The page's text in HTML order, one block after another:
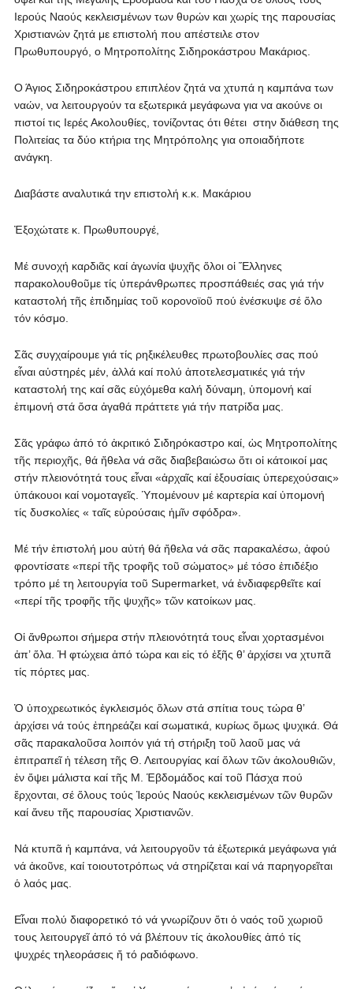
Ιερούς Ναούς κεκλεισμένων των θυρών και χωρίς της παρουσίας
Χριστιανών ζητά με επιστολή που απέστειλε στον
Πρωθυπουργό, ο Μητροπολίτης Σιδηροκάστρου Μακάριος.
Ο Άγιος Σιδηροκάστρου επιπλέον ζητά να χτυπά η καμπάνα των
ναών, να λειτουργούν τα εξωτερικά μεγάφωνα για να ακούνε οι
πιστοί τις Ιερές Ακολουθίες, τονίζοντας ότι θέτει στην διάθεση της
Πολιτείας τα δύο κτήρια της Μητρόπολης για οποιαδήποτε
ανάγκη.
Διαβάστε αναλυτικά την επιστολή κ.κ. Μακάριου
Ἐξοχώτατε κ. Πρωθυπουργέ,
Μέ συνοχή καρδιᾶς καί ἀγωνία ψυχῆς ὅλοι οἱ Ἕλληνες
παρακολουθοῦμε τίς ὑπεράνθρωπες προσπάθειές σας γιά τήν
καταστολή τῆς ἐπιδημίας τοῦ κορονοϊοῦ πού ἐνέσκυψε σέ ὅλο
τόν κόσμο.
Σᾶς συγχαίρουμε γιά τίς ρηξικέλευθες πρωτοβουλίες σας πού
εἶναι αὐστηρές μέν, ἀλλά καί πολύ ἀποτελεσματικές γιά τήν
καταστολή της καί σᾶς εὐχόμεθα καλή δύναμη, ὑπομονή καί
ἐπιμονή στά ὅσα ἀγαθά πράττετε γιά τήν πατρίδα μας.
Σᾶς γράφω ἀπό τό ἀκριτικό Σιδηρόκαστρο καί, ὡς Μητροπολίτης
τῆς περιοχῆς, θά ἤθελα νά σᾶς διαβεβαιώσω ὅτι οἱ κάτοικοί μας
στήν πλειονότητά τους εἶναι «ἀρχαῖς καί ἐξουσίαις ὑπερεχούσαις»
ὐπάκουοι καί νομοταγεῖς. Ὑπομένουν μέ καρτερία καί ὐπομονή
τίς δυσκολίες « ταῖς εὐρούσαις ἡμῖν σφόδρα».
Μέ τήν ἐπιστολή μου αὐτή θά ἤθελα νά σᾶς παρακαλέσω, ἀφού
φροντίσατε «περί τῆς τροφῆς τοῦ σώματος» μέ τόσο ἐπιδέξιο
τρόπο μέ τη λειτουργία τοῦ Supermarket, νά ἐνδιαφερθεῖτε καί
«περί τῆς τροφῆς τῆς ψυχῆς» τῶν κατοίκων μας.
Οἱ ἄνθρωποι σήμερα στήν πλειονότητά τους εἶναι χορτασμένοι
ἀπ’ ὅλα. Ἡ φτώχεια ἀπό τώρα και εἰς τό ἐξῆς θ’ ἀρχίσει να χτυπᾶ
τίς πόρτες μας.
Ὁ ὐποχρεωτικός ἐγκλεισμός ὅλων στά σπίτια τους τώρα θ’
ἀρχίσει νά τούς ἐπηρεάζει καί σωματικά, κυρίως ὅμως ψυχικά. Θά
σᾶς παρακαλοῦσα λοιπόν γιά τή στήριξη τοῦ λαοῦ μας νά
ἐπιτραπεῖ ἡ τέλεση τῆς Θ. Λειτουργίας καί ὅλων τῶν ἀκολουθιῶν,
ἐν ὄψει μάλιστα καί τῆς Μ. Ἑβδομάδος καί τοῦ Πάσχα πού
ἔρχονται, σέ ὅλους τούς Ἱερούς Ναούς κεκλεισμένων τῶν θυρῶν
καί ἄνευ τῆς παρουσίας Χριστιανῶν.
Νά κτυπᾶ ἡ καμπάνα, νά λειτουργοῦν τά ἐξωτερικά μεγάφωνα γιά
νά ἀκοῦνε, καί τοιουτοτρόπως νά στηρίζεται καί νά παρηγορεῖται
ὁ λαός μας.
Εἶναι πολύ διαφορετικό τό νά γνωρίζουν ὅτι ὁ ναός τοῦ χωριοῦ
τους λειτουργεῖ ἀπό τό νά βλέπουν τίς ἀκολουθίες ἀπό τίς
ψυχρές τηλεοράσεις ἤ τό ραδιόφωνο.